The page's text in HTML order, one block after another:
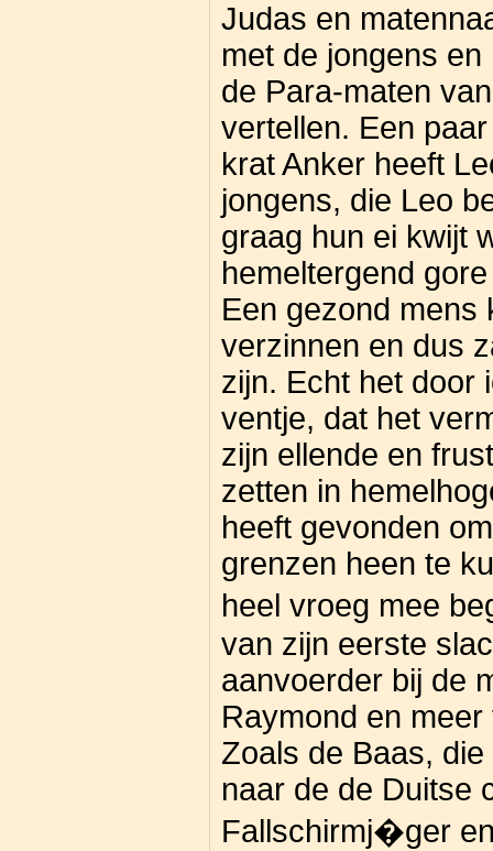
Judas en
met de jongens
de Para-maten
vertellen. Een
krat Anker heeft
jongens, die Leo
graag hun ei kwijt
hemeltergend
Een gezond
verzinnen en dus
zijn. Echt het door
ventje, dat het
zijn ellende en
zetten in
heeft gevonden
grenzen heen te
heel vroeg mee
van zijn eerste
aanvoerder bij de
Raymond en
Zoals de Baas,
naar de de Duitse
Fallschirmj�ger